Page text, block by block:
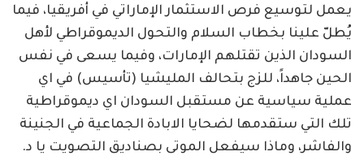
يعمل لتوسيع فرص الاستثمار الإماراتي في أفريقيا، فيما
يُطلّ علينا بخطاب السلام والتحول الديموقراطي لأهل
السودان الذين تقتلهم الإمارات، وفيما يسعى في نفس
الحين جاهداً، للزج بتحالف المليشيا (تأسيس) في اي
عملية سياسية عن مستقبل السودان اي ديموقراطية
تلك التي ستقدمها لضحايا الابادة الجماعية في الجنينة
والفاشر، وماذا سيفعل الموتى بصناديق التصويت يا د.